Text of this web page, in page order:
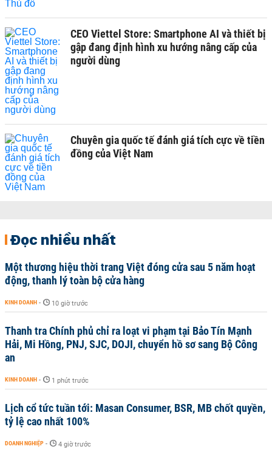
CEO Viettel Store: Smartphone AI và thiết bị
gập đang định hình xu hướng nâng cấp của
người dùng
Chuyên gia quốc tế đánh giá tích cực về tiền
đồng của Việt Nam
Đọc nhiều nhất
Một thương hiệu thời trang Việt đóng cửa sau 5 năm hoạt
động, thanh lý toàn bộ cửa hàng
KINH DOANH - 10 giờ trước
Thanh tra Chính phủ chỉ ra loạt vi phạm tại Bảo Tín Mạnh
Hải, Mi Hồng, PNJ, SJC, DOJI, chuyển hồ sơ sang Bộ Công
an
KINH DOANH - 1 phút trước
Lịch cổ tức tuần tới: Masan Consumer, BSR, MB chốt quyền,
tỷ lệ cao nhất 100%
DOANH NGHIỆP - 4 giờ trước